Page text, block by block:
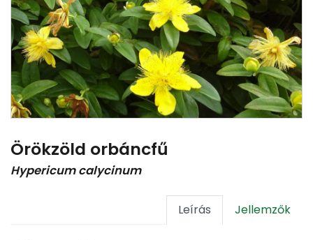
Örökzöld orbáncfű
Hypericum calycinum
Leírás Jellemzők